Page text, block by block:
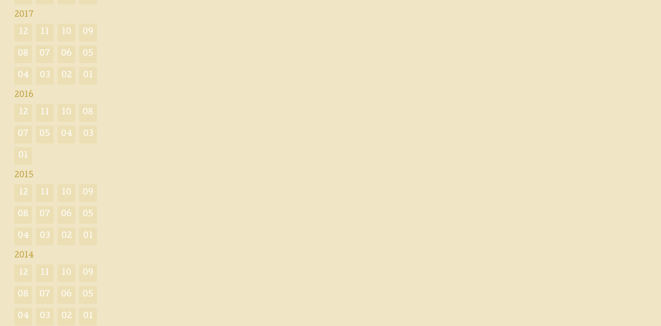
2017
12 11 10 09
08 07 06 05
04 03 02 01
2016
12 11 10 08
07 05 04 03
01
2015
12 11 10 09
08 07 06 05
04 03 02 01
2014
12 11 10 09
08 07 06 05
04 03 02 01